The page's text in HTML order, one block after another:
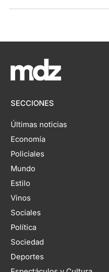
SECCIONES
Últimas noticias
Economía
Policiales
Mundo
Estilo
Vinos
Sociales
Política
Sociedad
Deportes